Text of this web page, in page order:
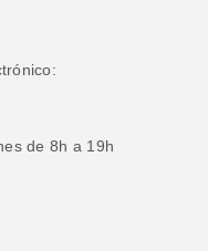
de 8h a 19h